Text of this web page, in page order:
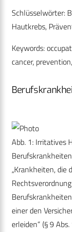
Schlüsselwörter:
Hautkrebs,
Keywords:
cancer,
Abb. 1: Irritatives
„Krankheiten, die
einer den
erleiden“ (§ 9 Abs.